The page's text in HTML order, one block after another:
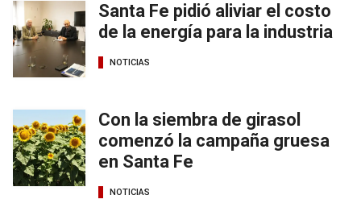
Santa Fe pidió aliviar el costo
de la energía para la industria
NOTICIAS
Con la siembra de girasol
comenzó la campaña gruesa
en Santa Fe
NOTICIAS